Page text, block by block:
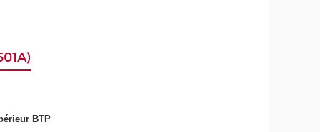
BTP